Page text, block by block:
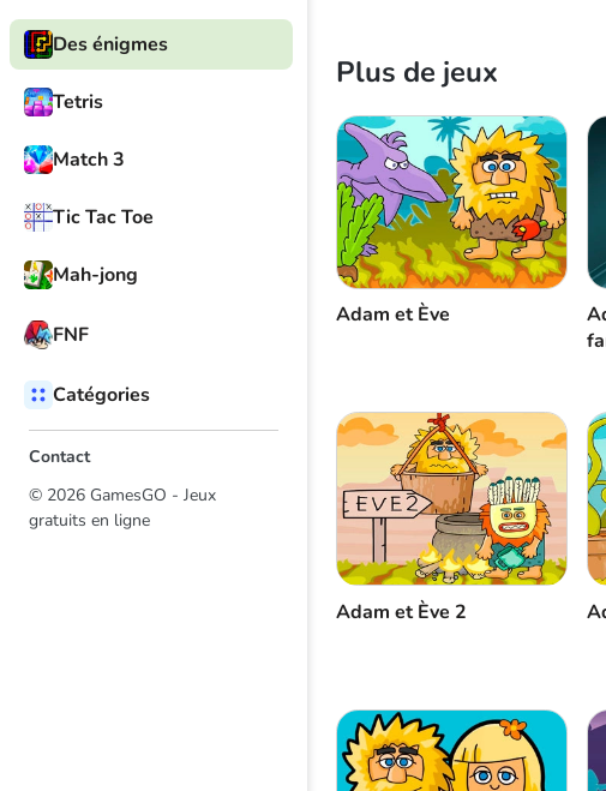
Des énigmes
Tetris
Match 3
Tic Tac Toe
Mah-jong
FNF
Catégories
Contact
© 2026 GamesGO - Jeux
gratuits en ligne
Plus de jeux
Adam et Ève
Adam et Ève 2